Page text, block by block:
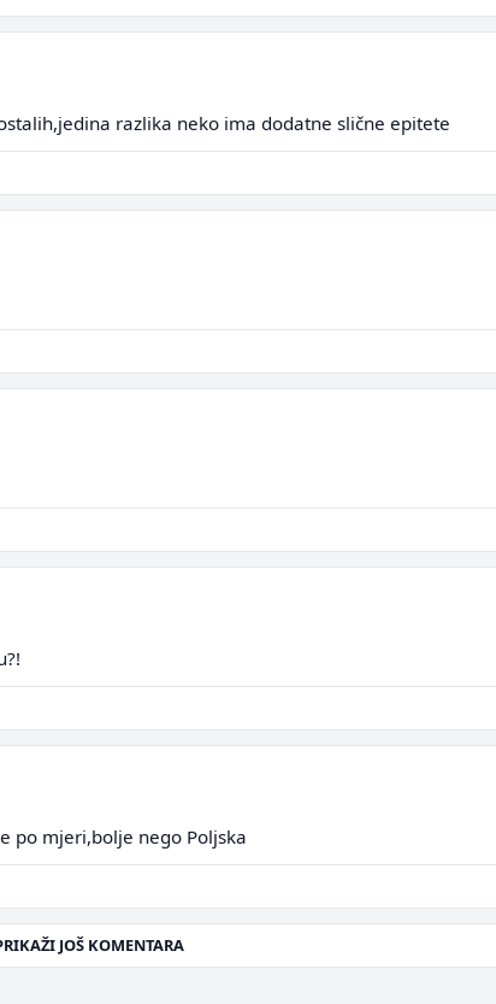
razlika neko ima dodatne slične epitete
po mjeri,bolje nego Poljska
JOŠ KOMENTARA